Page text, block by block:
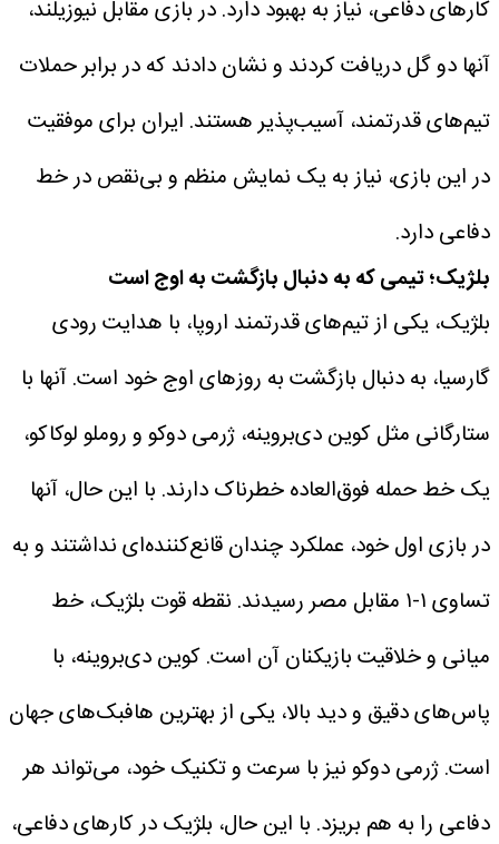
کارهای دفاعی، نیاز به بهبود دارد. در بازی مقابل نیوزیلند،
آنها دو گل دریافت کردند و نشان دادند که در برابر حملات
تیم‌های قدرتمند، آسیب‌پذیر هستند. ایران برای موفقیت
در این بازی، نیاز به یک نمایش منظم و بی‌نقص در خط
دفاعی دارد.
بلژیک؛ تیمی که به دنبال بازگشت به اوج است
بلژیک، یکی از تیم‌های قدرتمند اروپا، با هدایت رودی
گارسیا، به دنبال بازگشت به روزهای اوج خود است. آنها با
ستارگانی مثل کوین دی‌بروینه، ژرمی دوکو و روملو لوکاکو،
یک خط حمله فوق‌العاده خطرناک دارند. با این حال، آنها
در بازی اول خود، عملکرد چندان قانع‌کننده‌ای نداشتند و به
تساوی ۱-۱ مقابل مصر رسیدند. نقطه قوت بلژیک، خط
میانی و خلاقیت بازیکنان آن است. کوین دی‌بروینه، با
پاس‌های دقیق و دید بالا، یکی از بهترین هافبک‌های جهان
است. ژرمی دوکو نیز با سرعت و تکنیک خود، می‌تواند هر
دفاعی را به هم بریزد. با این حال، بلژیک در کارهای دفاعی،